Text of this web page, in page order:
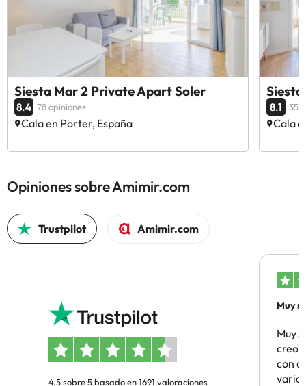
Siesta Mar 2 Private Apart Soler
8.4 78 opiniones
Cala en Porter, España
8.1 35
Cala
Opiniones sobre Amimir.com
Trustpilot Amimir.com
4.5 sobre 5 basado en 1691 valoraciones
Muy
Muy
creo
con